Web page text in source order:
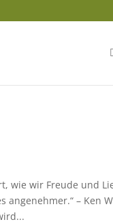
wie wir Freude und
angenehmer.“ – Ken